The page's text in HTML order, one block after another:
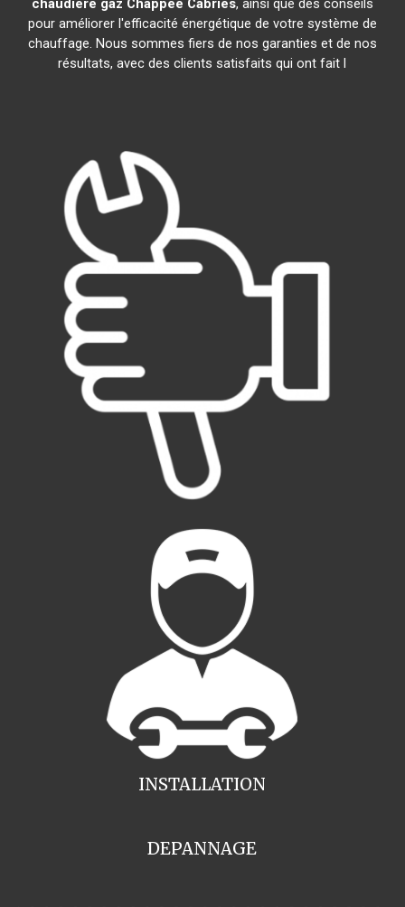
chaudière gaz Chappee Cabriès, ainsi que des conseils
pour améliorer l'efficacité énergétique de votre système de
chauffage. Nous sommes fiers de nos garanties et de nos
résultats, avec des clients satisfaits qui ont fait l
INSTALLATION
DEPANNAGE